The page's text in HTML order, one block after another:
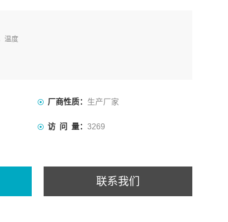
温度
厂商性质： 生产厂家
访 问 量： 3269
联系我们